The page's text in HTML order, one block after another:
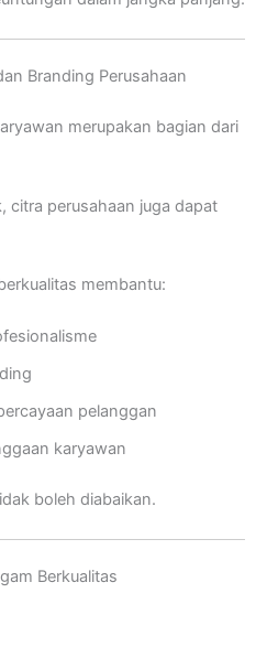
Branding Perusahaan
merupakan bagian dari
citra perusahaan juga dapat
membantu:
pelanggan
karyawan
boleh diabaikan.
Berkualitas